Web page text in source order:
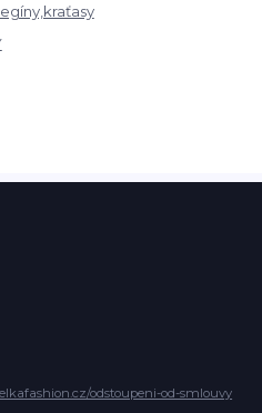
odstoupeni-od-smlouvy